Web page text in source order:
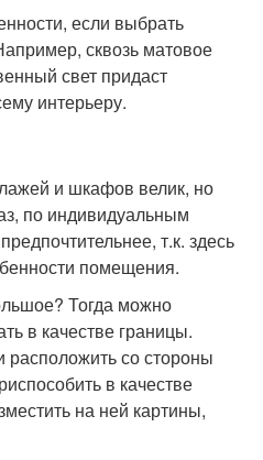
если выбрать
сквозь матовое
свет придаст
интерьеру.
и шкафов велик, но
по индивидуальным
т.к. здесь
помещения.
Тогда можно
в качестве границы.
со стороны
в качестве
на ней картины,